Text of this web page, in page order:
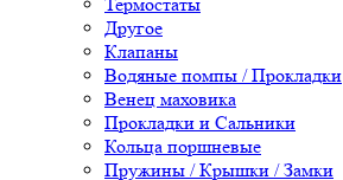
Другое
Клапаны
Водяные помпы / Прокладки
Венец маховика
Прокладки и Сальники
Кольца поршневые
Пружины / Крышки / Замки